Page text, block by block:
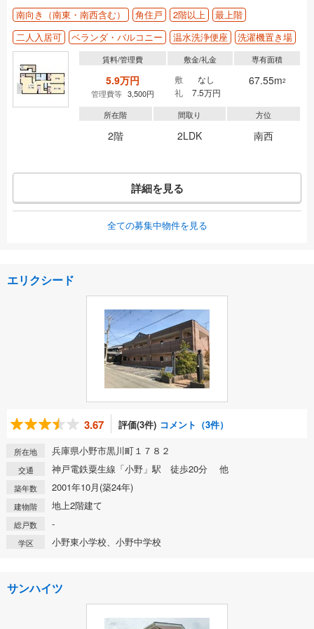
南向き（南東・南西含む）
角住戸 2階以上
最上階
二人入居可
ベランダ・バルコニー 温水洗浄便座 洗濯機置き場
賃料/管理費
5.9万円
管理費等 3,500円
敷金/礼金
敷
なし
礼
7.5万円
専有面積
67.55m2
所在階
2階
間取り
2LDK
方位
南西
詳細を見る
全ての募集中物件を見る
エリクシード
3.67 評価(3件) コメント（3件）
所在地 兵庫県小野市黒川町１７８２
交通 神戸電鉄粟生線「小野」駅 徒歩20分 他
築年数 2001年10月(築24年)
建物階 地上2階建て
総戸数 -
学区 小野東小学校、小野中学校
サンハイツ